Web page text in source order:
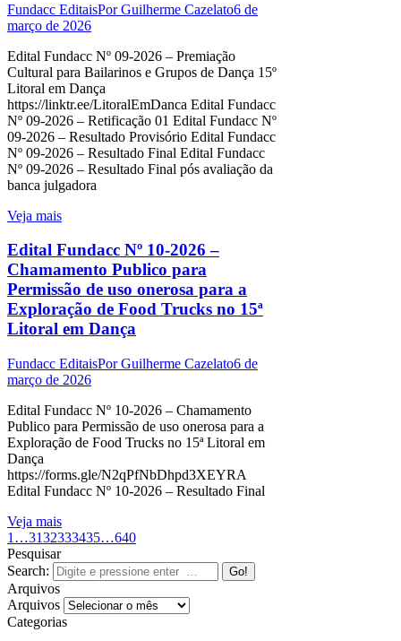
Fundacc EditaisPorGuilherme Cazelato6 de
março de 2026
Edital Fundacc Nº 09-2026 – Premiação
Cultural para Bailarinos e Grupos de Dança 15º
Litoral em Dança
https://linktr.ee/LitoralEmDanca Edital Fundacc
Nº 09-2026 – Retificação 01 Edital Fundacc Nº
09-2026 – Resultado Provisório Edital Fundacc
Nº 09-2026 – Resultado Final Edital Fundacc
Nº 09-2026 – Resultado Final pós avaliação da
banca julgadora
Veja mais
Edital Fundacc Nº 10-2026 –
Chamamento Publico para
Permissão de uso onerosa para a
Exploração de Food Trucks no 15ª
Litoral em Dança
Fundacc EditaisPorGuilherme Cazelato6 de
março de 2026
Edital Fundacc Nº 10-2026 – Chamamento
Publico para Permissão de uso onerosa para a
Exploração de Food Trucks no 15ª Litoral em
Dança
https://forms.gle/N2qPfNbDhpd3XEYRA
Edital Fundacc Nº 10-2026 – Resultado Final
Veja mais
1 …3132333435…640
Pesquisar
Search:
Arquivos
Arquivos
Categorias